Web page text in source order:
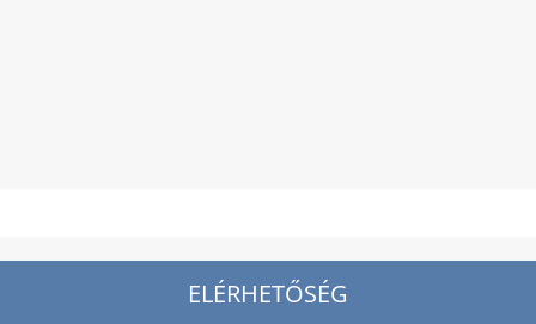
ELÉRHETŐSÉG